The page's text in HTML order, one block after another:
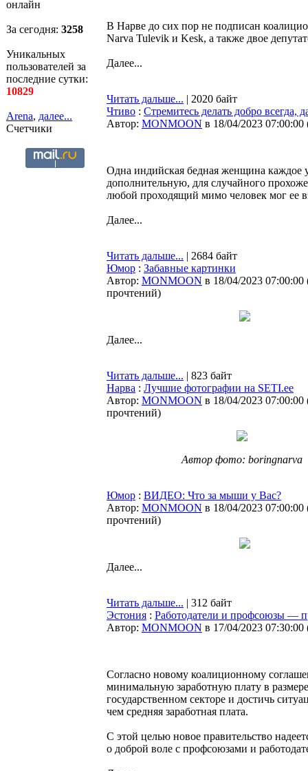
онлайн
За сегодня: 3258
Уникальных
пользователей за
последние сутки:
10829
Arena, далее...
Счетчики
В Нарве до сих пор не подписан
Narva Tulevik и Kesk, а также двое
Далее...
Читать дальше... | 2020 байт
Чтиво : Стремитесь делать добро всегда,
Автор: MONMOON в 18/04/2023 07:00:00
Одна индийская бедная женщина каждое
дополнительную, для случайного
любой проходящий мимо человек мог ее
Далее...
Читать дальше... | 2684 байт
Юмор : Забавные картинки
Автор: MONMOON в 18/04/2023 07:00:00
прочтений)
Далее...
Читать дальше... | 823 байт
Нарва : Лучшие фотографии на SETI.ee
Автор: MONMOON в 18/04/2023 07:00:00
прочтений)
Автор фото: boringnarva
Юмор : ВИДЕО: Что за мыши у Вас?
Автор: MONMOON в 18/04/2023 07:00:00
прочтений)
Далее...
Читать дальше... | 312 байт
Эстония : Работодатели и профсоюзы —
Автор: MONMOON в 17/04/2023 07:30:00
Согласно новому коалиционному
минимальную заработную плату в
государственном секторе и достичь
чем средняя заработная плата.
С этой целью новое правительство
о доброй воле с профсоюзами и